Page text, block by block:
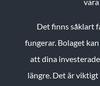
Det finns såklart
fungerar. Bolaget
att dina
längre. Det är